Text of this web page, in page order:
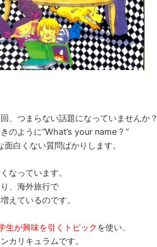
、つまらない話題になっていませんか？
のように“What’s your name ? “
白くない質問ばかりします。
なっています。
、海外旅行で
えているのです。
生が興味を引くトピックを使い、
カリキュラムです。